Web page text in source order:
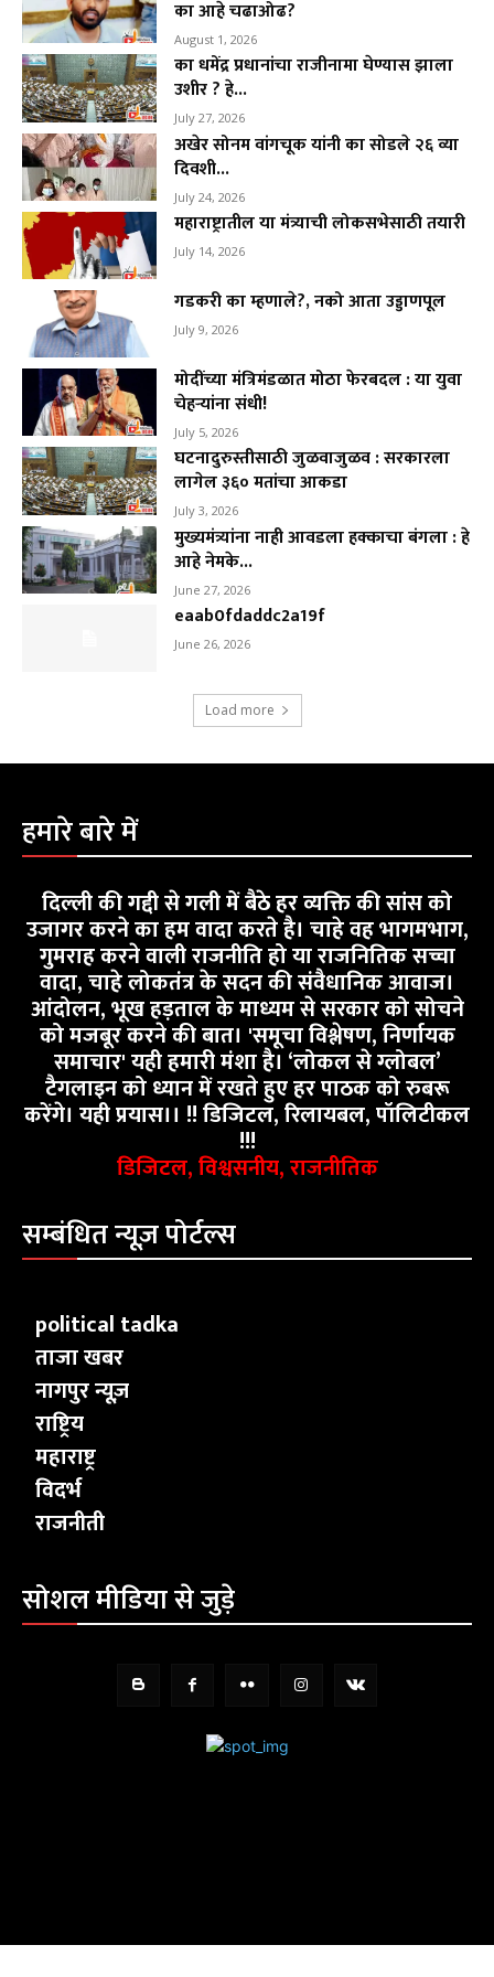
का आहे चढाओढ?
August 1, 2026
का धमेंद्र प्रधानांचा राजीनामा घेण्यास झाला
उशीर ? हे...
July 27, 2026
अखेर सोनम वांगचूक यांनी का सोडले २६ व्या
दिवशी...
July 24, 2026
महाराष्ट्रातील या मंत्र्याची लोकसभेसाठी तयारी
July 14, 2026
गडकरी का म्हणाले?, नको आता उड्डाणपूल
July 9, 2026
मोदींच्या मंत्रिमंडळात मोठा फेरबदल : या युवा
चेहऱ्यांना संधी!
July 5, 2026
घटनादुरुस्तीसाठी जुळवाजुळव : सरकारला
लागेल ३६० मतांचा आकडा
July 3, 2026
मुख्यमंत्र्यांना नाही आवडला हक्काचा बंगला : हे
आहे नेमके...
June 27, 2026
eaab0fdaddc2a19f
June 26, 2026
Load more
हमारे बारे में
दिल्ली की गद्दी से गली में बैठे हर व्यक्ति की सांस को
उजागर करने का हम वादा करते है। चाहे वह भागमभाग,
गुमराह करने वाली राजनीति हो या राजनितिक सच्चा
वादा, चाहे लोकतंत्र के सदन की संवैधानिक आवाज।
आंदोलन, भूख हड़ताल के माध्यम से सरकार को सोचने
को मजबूर करने की बात। 'समूचा विश्लेषण, निर्णायक
समाचार' यही हमारी मंशा है। ‘लोकल से ग्लोबल’
टैगलाइन को ध्यान में रखते हुए हर पाठक को रुबरू
करेंगे। यही प्रयास।। !! डिजिटल, रिलायबल, पॉलिटीकल
!!!
डिजिटल, विश्वसनीय, राजनीतिक
सम्बंधित न्यूज़ पोर्टल्स
political tadka
ताजा खबर
नागपुर न्यूज़
राष्ट्रिय
महाराष्ट्र
विदर्भ
राजनीती
सोशल मीडिया से जुड़े